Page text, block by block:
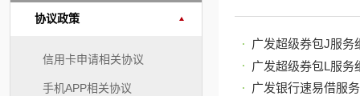
协议政策
信用卡申请相关协议
手机APP相关协议
广发超级券包J服务
广发超级券包L服务
广发银行速易借服